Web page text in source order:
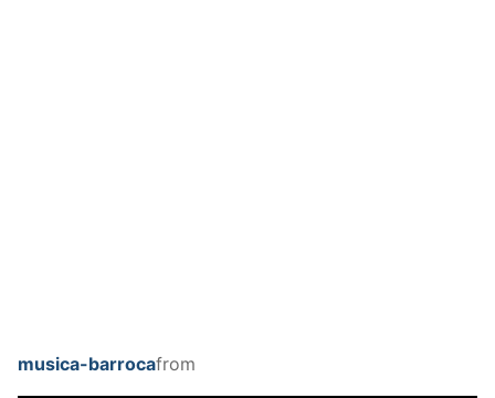
musica-barrocafrom